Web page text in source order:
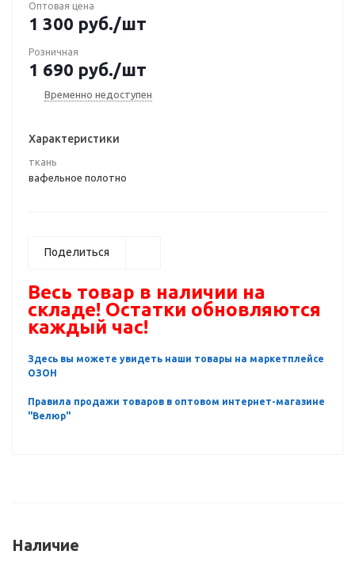
Оптовая цена
1 300 руб./шт
Розничная
1 690 руб./шт
Временно недоступен
Характеристики
ткань
вафельное полотно
Поделиться
Весь товар в наличии на
складе! Остатки обновляются
каждый час!
Здесь вы можете увидеть наши товары на маркетплейсе
ОЗОН
Правила продажи товаров в оптовом интернет-магазине
"Велюр"
Наличие